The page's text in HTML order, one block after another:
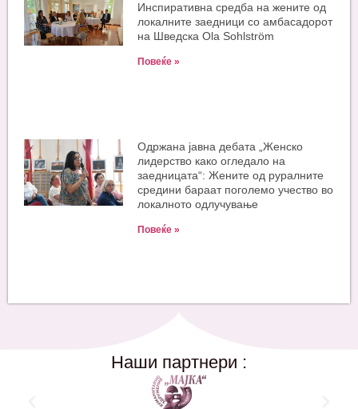
Инспиративна средба на жените од
локалните заедници со амбасадорот
на Шведска Ola Sohlström
Повеќе »
Одржана јавна дебата „Женско
лидерство како огледало на
заедницата“: Жените од руралните
средини бараат поголемо учество во
локалното одлучување
Повеќе »
Наши партнери :